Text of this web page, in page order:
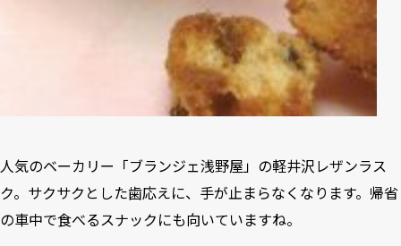
人気のベーカリー「ブランジェ浅野屋」の軽井沢レザンラス
ク。サクサクとした歯応えに、手が止まらなくなります。帰省
の車中で食べるスナックにも向いていますね。